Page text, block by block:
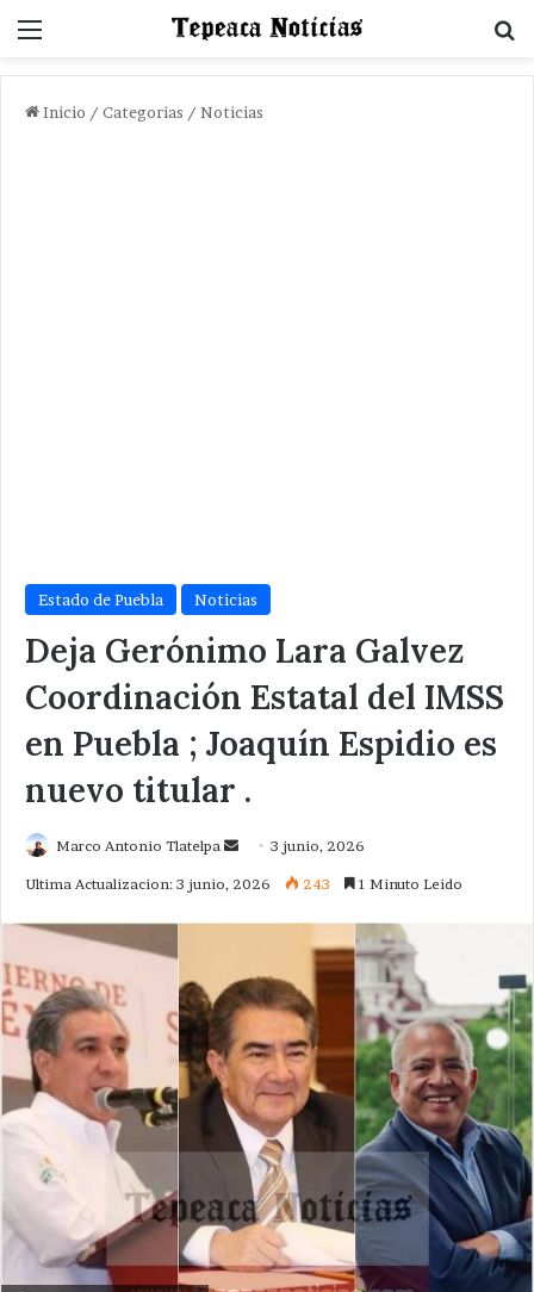
Menu
Inicio / Categorias / Noticias
Estado de Puebla Noticias
Deja Gerónimo Lara Galvez
Coordinación Estatal del IMSS
en Puebla ; Joaquín Espidio es
nuevo titular .
Marco Antonio Tlatelpa
Send3 junio, 2026
Ultima Actualizacion: 3 junio, 2026 243 1 Minuto Leido